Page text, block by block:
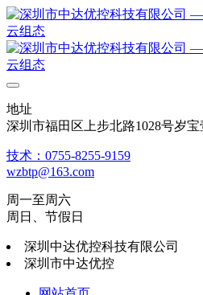
地址
深圳市福田区上步北路1028号岁宝
技术：0755-8255-9159
wzbtp@163.com
周一至周六
周日、节假日
深圳中达优控科技有限公司
深圳市中达优控